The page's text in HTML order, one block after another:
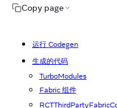
Copy page
运行 Codegen
生成的代码
TurboModules
Fabric 组件